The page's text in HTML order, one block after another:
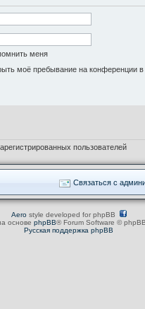
меня
моё пребывание на конференции в
пользователей
Связаться с
Aerostyle developed for phpBB
основе phpBB® Forum Software ©
Русская поддержка phpBB